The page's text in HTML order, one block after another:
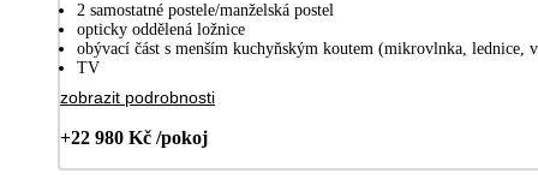
2 samostatné postele/manželská postel
opticky oddělená ložnice
obývací část s menším kuchyňským koutem (mikrovlnka, lednice,
TV
zobrazit podrobnosti
+22 980 Kč /pokoj